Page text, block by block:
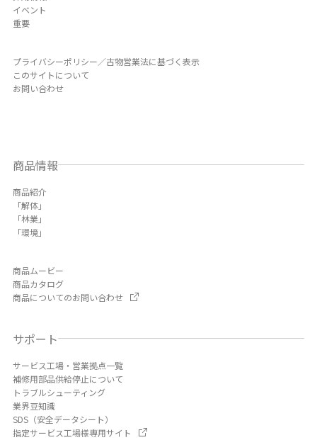
イベント
重要
プライバシーポリシー／古物営業法に基づく表示
このサイトについて
お問い合わせ
商品情報
商品紹介
「解体」
「林業」
「環境」
商品ムービー
商品カタログ
商品についてのお問い合わせ
サポート
サービス工場・営業拠点一覧
補修用部品供給停止について
トラブルシューティング
業界豆知識
SDS（安全データシート）
指定サービス工場様専用サイト